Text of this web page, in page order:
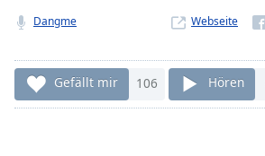
live
LIVE
Remaining
1x
Dangme Webseite
Gefällt mir 106 Hören